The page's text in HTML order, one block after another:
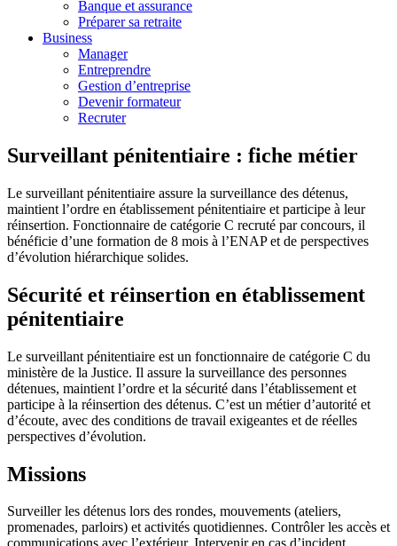
Banque et assurance
Préparer sa retraite
Business
Manager
Entreprendre
Gestion d’entreprise
Devenir formateur
Recruter
Surveillant pénitentiaire : fiche métier
Le surveillant pénitentiaire assure la surveillance des détenus,
maintient l’ordre en établissement pénitentiaire et participe à leur
réinsertion. Fonctionnaire de catégorie C recruté par concours, il
bénéficie d’une formation de 8 mois à l’ENAP et de perspectives
d’évolution hiérarchique solides.
Sécurité et réinsertion en établissement
pénitentiaire
Le surveillant pénitentiaire est un fonctionnaire de catégorie C du
ministère de la Justice. Il assure la surveillance des personnes
détenues, maintient l’ordre et la sécurité dans l’établissement et
participe à la réinsertion des détenus. C’est un métier d’autorité et
d’écoute, avec des conditions de travail exigeantes et de réelles
perspectives d’évolution.
Missions
Surveiller les détenus lors des rondes, mouvements (ateliers,
promenades, parloirs) et activités quotidiennes. Contrôler les accès et